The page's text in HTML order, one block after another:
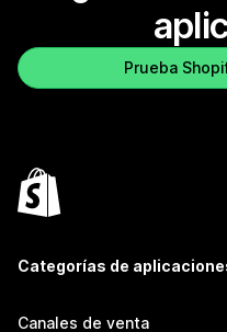
Prueba
Categorías de
Canales de venta